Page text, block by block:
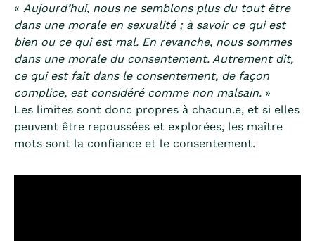
« Aujourd’hui, nous ne semblons plus du tout être
dans une morale en sexualité ; à savoir ce qui est
bien ou ce qui est mal. En revanche, nous sommes
dans une morale du consentement. Autrement dit,
ce qui est fait dans le consentement, de façon
complice, est considéré comme non malsain. »
Les limites sont donc propres à chacun.e, et si elles
peuvent être repoussées et explorées, les maître
mots sont la confiance et le consentement.